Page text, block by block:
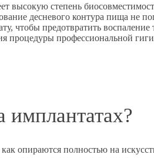
высокую степень
десневого контура пища не
чтобы предотвратить
процедуры профессиональной
имплантатах?
опираются полностью на